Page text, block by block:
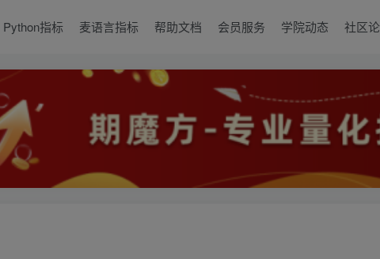
Python指标 麦语言指标 帮助文档 会员服务 学院动态 社区